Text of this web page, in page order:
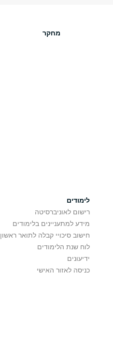
מחקר
לימודים
רישום לאוניברסיטה
מידע למתעניינים בלימודים
חישוב סיכויי קבלה לתואר ראשון
לוח שנת הלימודים
ידיעונים
כניסה לאזור האישי